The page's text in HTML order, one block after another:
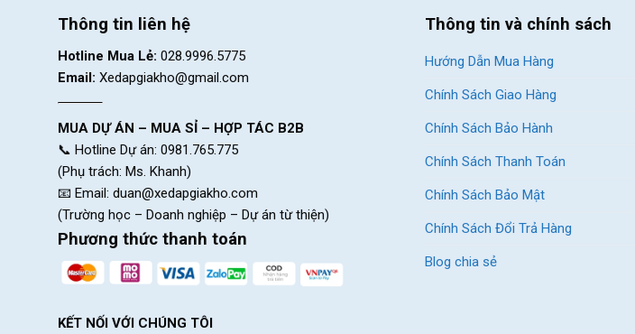
Thông tin liên hệ
Hotline Mua Lẻ: 028.9996.5775
Email: Xedapgiakho@gmail.com
MUA DỰ ÁN – MUA SỈ – HỢP TÁC B2B
📞 Hotline Dự án: 0981.765.775
(Phụ trách: Ms. Khanh)
📧 Email: duan@xedapgiakho.com
(Trường học – Doanh nghiệp – Dự án từ thiện)
Phương thức thanh toán
KẾT NỐI VỚI CHÚNG TÔI
Thông tin và chính sách
Hướng Dẫn Mua Hàng
Chính Sách Giao Hàng
Chính Sách Bảo Hành
Chính Sách Thanh Toán
Chính Sách Bảo Mật
Chính Sách Đổi Trả Hàng
Blog chia sẻ